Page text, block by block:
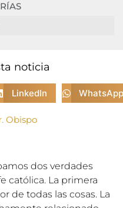
noticia
LinkedIn WhatsApp
Obispo
dos verdades
católica. La primera
de todas las cosas. La